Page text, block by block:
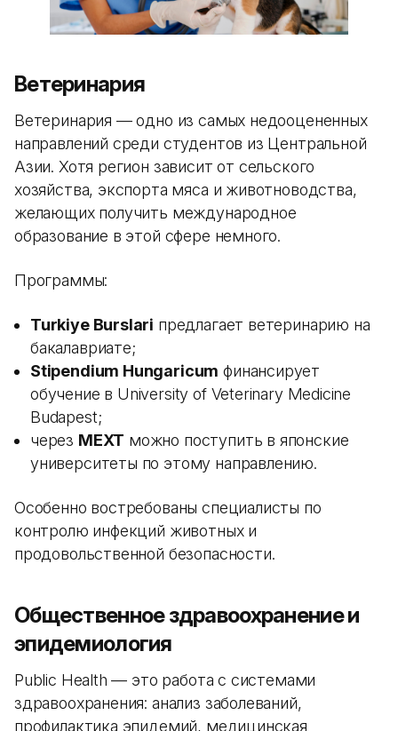
Ветеринария
Ветеринария — одно из самых недооцененных
направлений среди студентов из Центральной
Азии. Хотя регион зависит от сельского
хозяйства, экспорта мяса и животноводства,
желающих получить международное
образование в этой сфере немного.
Программы:
Turkiye Burslari предлагает ветеринарию на
бакалавриате;
Stipendium Hungaricum финансирует
обучение в University of Veterinary Medicine
Budapest;
через MEXT можно поступить в японские
университеты по этому направлению.
Особенно востребованы специалисты по
контролю инфекций животных и
продовольственной безопасности.
Общественное здравоохранение и
эпидемиология
Public Health — это работа с системами
здравоохранения: анализ заболеваний,
профилактика эпидемий, медицинская